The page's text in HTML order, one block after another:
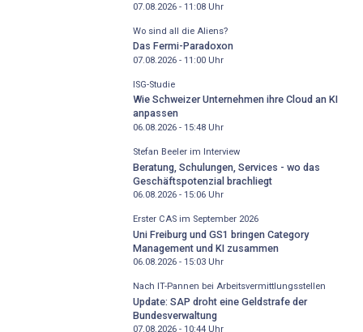
07.08.2026 - 11:08Uhr
Wo sind all die Aliens?
Das Fermi-Paradoxon
07.08.2026 - 11:00Uhr
ISG-Studie
Wie Schweizer Unternehmen ihre Cloud an KI
anpassen
06.08.2026 - 15:48Uhr
Stefan Beeler im Interview
Beratung, Schulungen, Services - wo das
Geschäftspotenzial brachliegt
06.08.2026 - 15:06Uhr
Erster CAS im September 2026
Uni Freiburg und GS1 bringen Category
Management und KI zusammen
06.08.2026 - 15:03Uhr
Nach IT-Pannen bei Arbeitsvermittlungsstellen
Update: SAP droht eine Geldstrafe der
Bundesverwaltung
07.08.2026 - 10:44Uhr